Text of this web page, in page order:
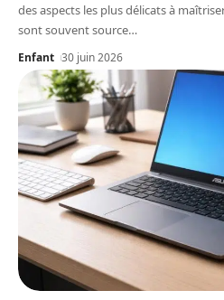
des aspects les plus délicats à
sont souvent source…
Enfant 30 juin 2026